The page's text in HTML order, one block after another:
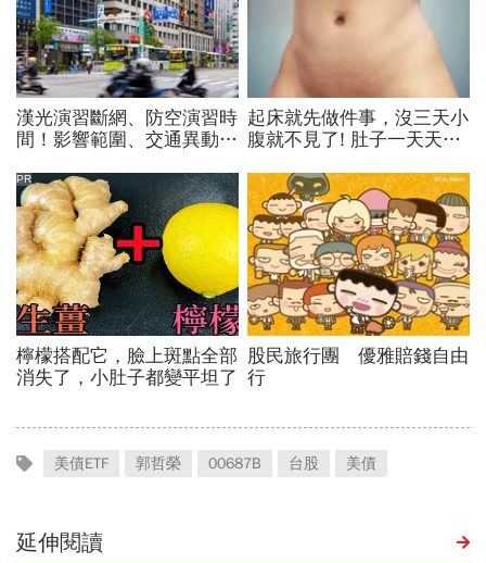
美債ETF 郭哲榮 00687B 台股 美債
延伸閱讀